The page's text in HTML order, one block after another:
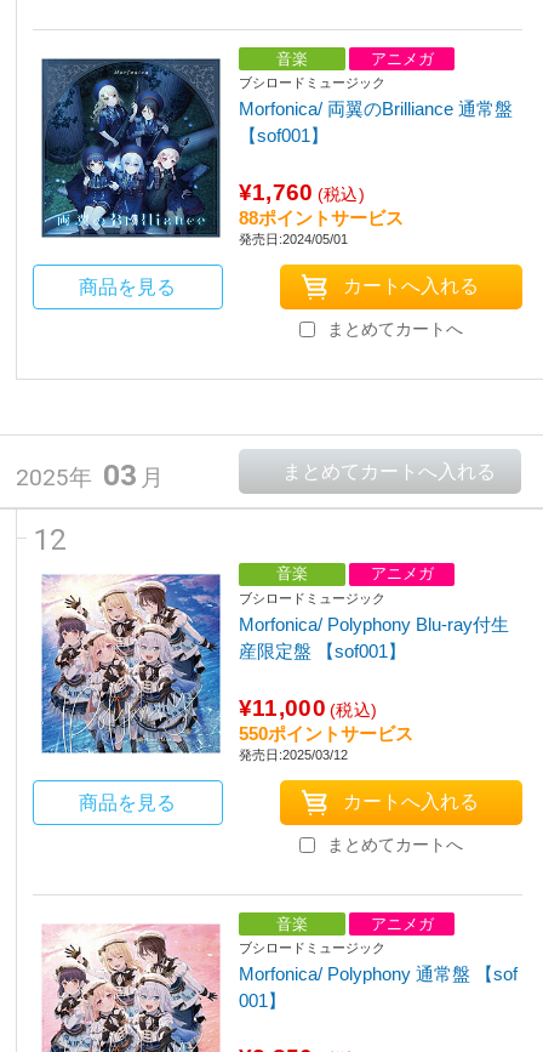
音楽 アニメガ
ブシロードミュージック
Morfonica/ 両翼のBrilliance 通常盤
【sof001】
¥1,760 (税込)
88ポイントサービス
発売日:2024/05/01
商品を見る
まとめてカートへ
2025年 03 月
12
音楽 アニメガ
ブシロードミュージック
Morfonica/ Polyphony Blu-ray付生
産限定盤 【sof001】
¥11,000 (税込)
550ポイントサービス
発売日:2025/03/12
商品を見る
まとめてカートへ
音楽 アニメガ
ブシロードミュージック
Morfonica/ Polyphony 通常盤 【sof
001】